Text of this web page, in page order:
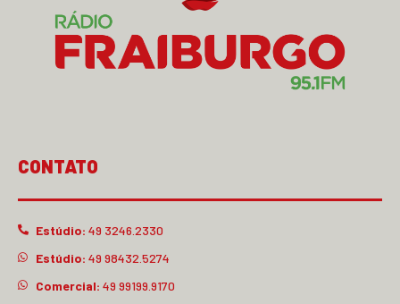
CONTATO
Estúdio: 49 3246.2330
Estúdio: 49 98432.5274
Comercial: 49 99199.9170